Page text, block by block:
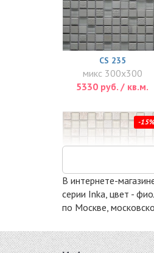
CS 235
микс 300x300
5330 руб. / кв.м.
-15%
стекло, камень
300x300
В интернете-
серии Inka, цвет -
по Москве,